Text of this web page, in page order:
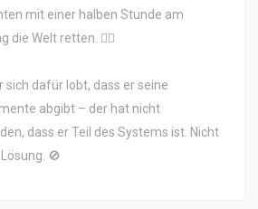
mit einer halben Stunde am
die Welt retten. 🤦‍♂️
sich dafür lobt, dass er seine
abgibt – der hat nicht
dass er Teil des Systems ist. Nicht
🚫